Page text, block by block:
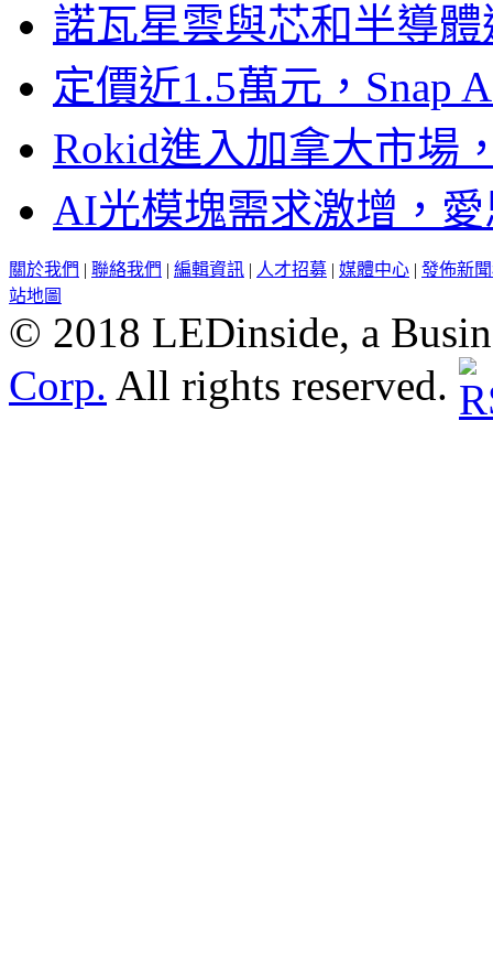
諾瓦星雲與芯和半導
定價近1.5萬元，Snap
Rokid進入加拿大市場
AI光模塊需求激增，
關於我們 | 聯絡我們 | 編輯資訊 | 人才招募 | 媒體中心 | 發佈新
站地圖
© 2018 LEDinside, a
Corp. All rights reserved.